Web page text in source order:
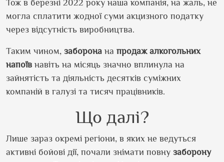
Тож в березні 2022 року наша компанія, на жаль, не
могла сплатити жодної суми акцизного податку
через відсутність виробництва.
Таким чином, заборона на продаж алкогольних
напоїв навіть на місяць значно вплинула на
зайнятість та діяльність десятків суміжних
компаній в галузі та тисяч працівників.
Що далі?
Лише зараз окремі регіони, в яких не ведуться
активні бойові дії, почали знімати повну заборону